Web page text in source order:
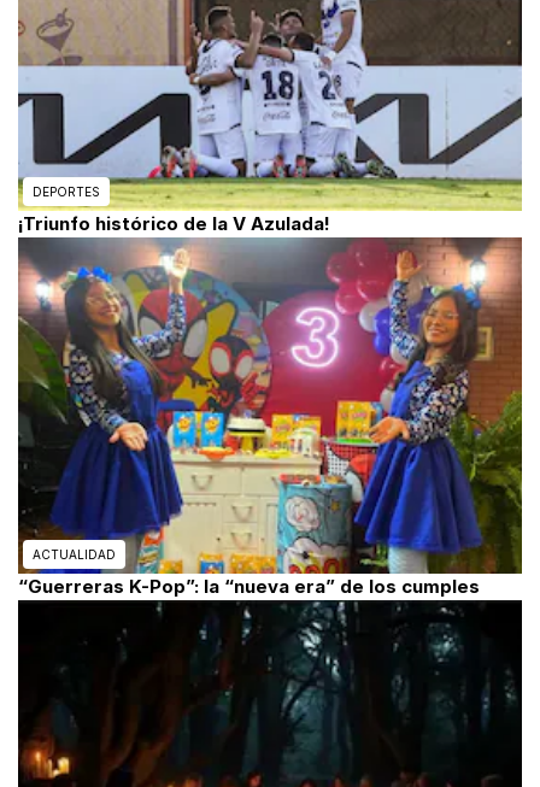
DEPORTES
¡Triunfo histórico de la V Azulada!
ACTUALIDAD
“Guerreras K-Pop”: la “nueva era” de los cumples